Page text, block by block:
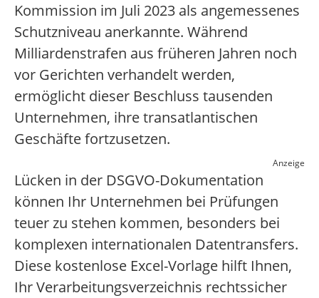
Kommission im Juli 2023 als angemessenes
Schutzniveau anerkannte. Während
Milliardenstrafen aus früheren Jahren noch
vor Gerichten verhandelt werden,
ermöglicht dieser Beschluss tausenden
Unternehmen, ihre transatlantischen
Geschäfte fortzusetzen.
Anzeige
Lücken in der DSGVO-Dokumentation
können Ihr Unternehmen bei Prüfungen
teuer zu stehen kommen, besonders bei
komplexen internationalen Datentransfers.
Diese kostenlose Excel-Vorlage hilft Ihnen,
Ihr Verarbeitungsverzeichnis rechtssicher